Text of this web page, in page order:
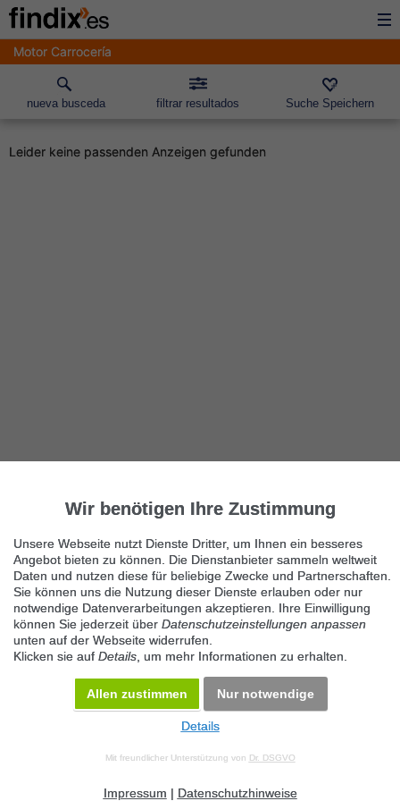
Motor Carrocería
nueva busceda filtrar resultados Suche Speichern
Leider keine passenden Anzeigen gefunden
Datenschutz Impressum Kontakt Datenschutz anpassen Desktop Version
Wir benötigen Ihre Zustimmung
Unsere Webseite nutzt Dienste Dritter, um Ihnen ein besseres
Angebot bieten zu können. Die Dienstanbieter sammeln weltweit
Daten und nutzen diese für beliebige Zwecke und Partnerschaften.
Sie können uns die Nutzung dieser Dienste erlauben oder nur
notwendige Datenverarbeitungen akzeptieren. Ihre Einwilligung
können Sie jederzeit über Datenschutzeinstellungen anpassen
unten auf der Webseite widerrufen.
Klicken sie auf Details , um mehr Informationen zu erhalten.
Allen zustimmen Nur notwendige
Details
Mit freundlicher Unterstützung von Dr. DSGVO
Impressum | Datenschutzhinweise